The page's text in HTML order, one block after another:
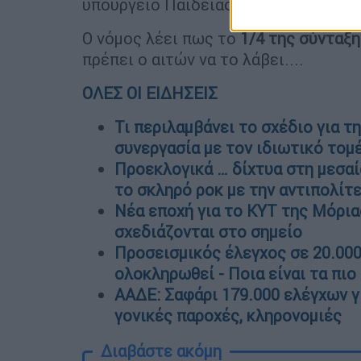
υπουργείο Παιδείας (
καθηγητής
Ο νόμος λέει πως το1/4 της
πρέπει ο αιτών να το λάβει....
ΟΛΕΣ ΟΙ ΕΙΔΗΣΕΙΣ
Τι περιλαμβάνει το σχέδιο για
συνεργασία με τον ιδιωτικό
Προεκλογικά … δίχτυα στη
το σκληρό ροκ με την
Νέα εποχή για το ΚΥΤ της
σχεδιάζονται στο σημείο
Προσεισμικός έλεγχος σε
ολοκληρωθεί - Ποια είναι τα
ΑΑΔΕ: Σαφάρι 179.000 ελέγχων
γονικές παροχές, κληρονομιές
Διαβάστε ακόμη